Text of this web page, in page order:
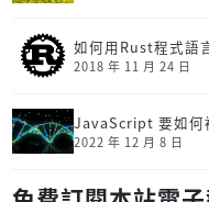
如何用Rust程式語
2018 年 11 月 24 日
JavaScript 要如何
2022 年 12 月 8 日